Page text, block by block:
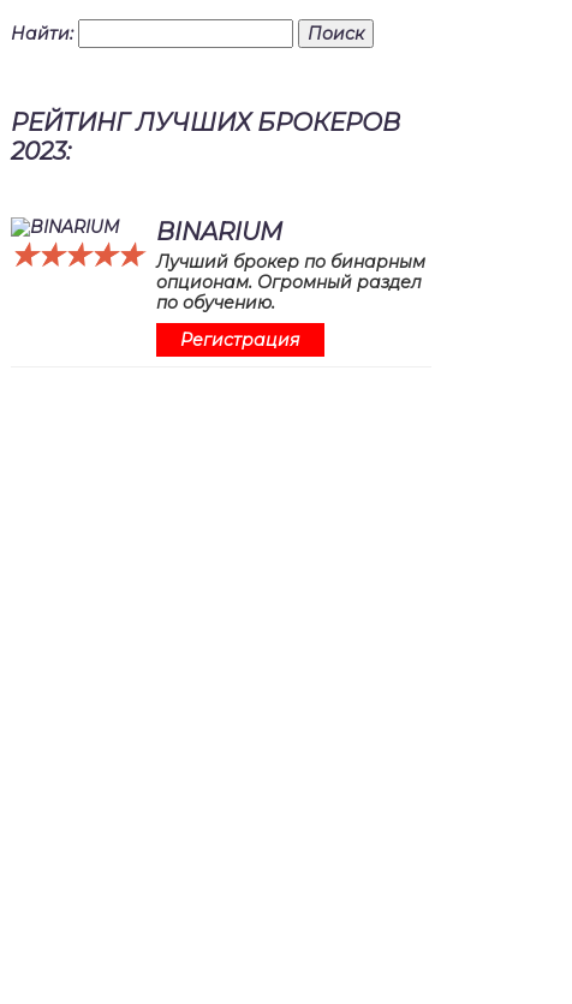
Найти:
РЕЙТИНГ ЛУЧШИХ БРОКЕРОВ
2023:
☆☆☆☆☆
★★★★★
BINARIUM
Лучший брокер по бинарным
опционам. Огромный раздел
по обучению.
Регистрация